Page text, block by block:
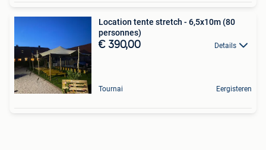
Location tente stretch - 6,5x10m (80
personnes)
€ 390,00 Details
Tournai Eergisteren